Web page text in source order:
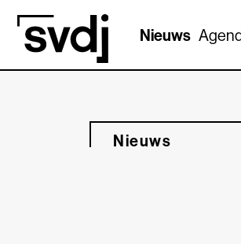
Naar hoofdinhoud
Nieuws
Nieuws